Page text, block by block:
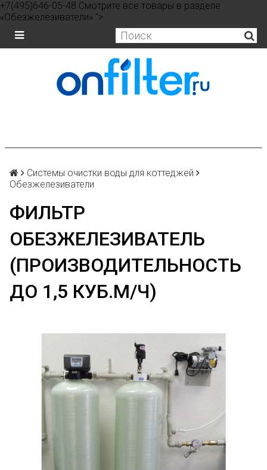
+7(495)646-05-48 Смотрите все товары в разделе
«Обезжелезиватели» ">
Системы очистки воды для коттеджей
Обезжелезиватели
ФИЛЬТР
ОБЕЗЖЕЛЕЗИВАТЕЛЬ
(ПРОИЗВОДИТЕЛЬНОСТЬ
ДО 1,5 КУБ.М/Ч)